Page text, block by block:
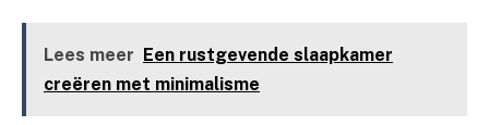
Lees meer Een rustgevende slaapkamer
creëren met minimalisme